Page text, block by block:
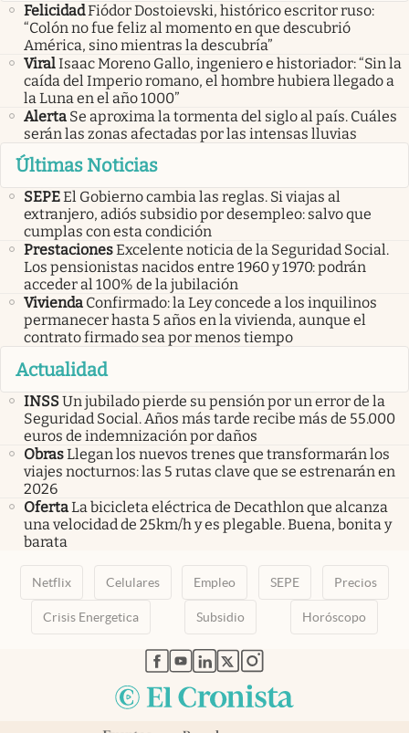
FelicidadFiódor Dostoievski, histórico escritor ruso:
“Colón no fue feliz al momento en que descubrió
América, sino mientras la descubría”
ViralIsaac Moreno Gallo, ingeniero e historiador: “Sin la
caída del Imperio romano, el hombre hubiera llegado a
la Luna en el año 1000”
Alerta Se aproxima la tormenta del siglo al país. Cuáles
serán las zonas afectadas por las intensas lluvias
Últimas Noticias
SEPEEl Gobierno cambia las reglas. Si viajas al
extranjero, adiós subsidio por desempleo: salvo que
cumplas con esta condición
PrestacionesExcelente noticia de la Seguridad Social.
Los pensionistas nacidos entre 1960 y 1970: podrán
acceder al 100% de la jubilación
Vivienda Confirmado: la Ley concede a los inquilinos
permanecer hasta 5 años en la vivienda, aunque el
contrato firmado sea por menos tiempo
Actualidad
INSSUn jubilado pierde su pensión por un error de la
Seguridad Social. Años más tarde recibe más de 55.000
euros de indemnización por daños
ObrasLlegan los nuevos trenes que transformarán los
viajes nocturnos: las 5 rutas clave que se estrenarán en
2026
OfertaLa bicicleta eléctrica de Decathlon que alcanza
una velocidad de 25km/h y es plegable. Buena, bonita y
barata
Netflix Celulares Empleo SEPE Precios
Crisis Energetica Subsidio Horóscopo
abre en nueva pestaña
abre en nueva pestaña
abre en nueva pestaña
abre en nueva pestaña
abre en nueva pestaña